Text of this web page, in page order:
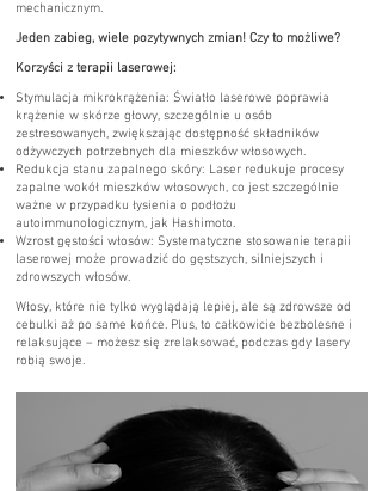
mechanicznym.
Jeden zabieg, wiele pozytywnych zmian! Czy to możliwe?
Korzyści z terapii laserowej:
Stymulacja mikrokrążenia: Światło laserowe poprawia
krążenie w skórze głowy, szczególnie u osób
zestresowanych, zwiększając dostępność składników
odżywczych potrzebnych dla mieszków włosowych.
Redukcja stanu zapalnego skóry: Laser redukuje procesy
zapalne wokół mieszków włosowych, co jest szczególnie
ważne w przypadku łysienia o podłożu
autoimmunologicznym, jak Hashimoto.
Wzrost gęstości włosów: Systematyczne stosowanie terapii
laserowej może prowadzić do gęstszych, silniejszych i
zdrowszych włosów.
Włosy, które nie tylko wyglądają lepiej, ale są zdrowsze od
cebulki aż po same końce. Plus, to całkowicie bezbolesne i
relaksujące – możesz się zrelaksować, podczas gdy lasery
robią swoje.